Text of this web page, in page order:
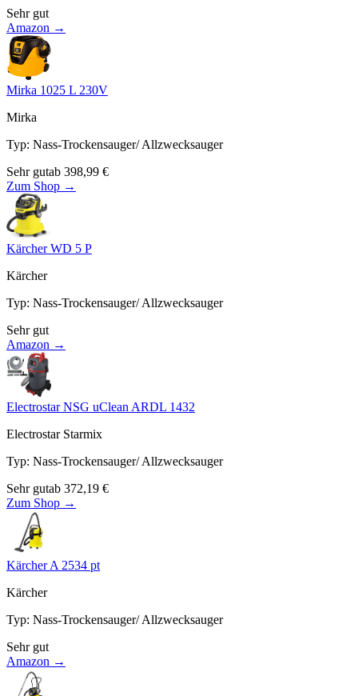
Sehr gut
Amazon →
Mirka 1025 L 230V
Mirka
Typ: Nass-Trockensauger/ Allzwecksauger
Sehr gutab 398,99 €
Zum Shop →
Kärcher WD 5 P
Kärcher
Typ: Nass-Trockensauger/ Allzwecksauger
Sehr gut
Amazon →
Electrostar NSG uClean ARDL 1432
Electrostar Starmix
Typ: Nass-Trockensauger/ Allzwecksauger
Sehr gutab 372,19 €
Zum Shop →
Kärcher A 2534 pt
Kärcher
Typ: Nass-Trockensauger/ Allzwecksauger
Sehr gut
Amazon →